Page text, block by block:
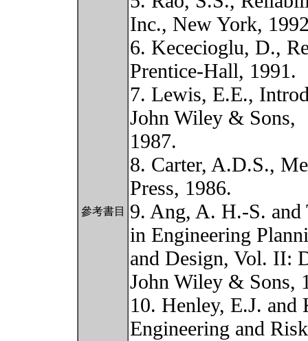
參考書目
Inc., New York,
6. Kececioglu, D.,
Prentice-Hall, 1991.
7. Lewis, E.E.,
John Wiley & Sons,
1987.
8. Carter, A.D.S.,
Press, 1986.
9. Ang, A. H.-S. and
in Engineering
and Design, Vol. II:
John Wiley & Sons,
10. Henley, E.J.
Engineering and Risk